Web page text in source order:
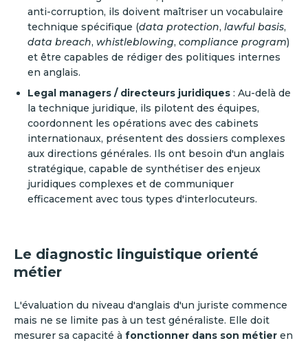
anti-corruption, ils doivent maîtriser un vocabulaire
technique spécifique (data protection, lawful basis,
data breach, whistleblowing, compliance program)
et être capables de rédiger des politiques internes
en anglais.
Legal managers / directeurs juridiques : Au-delà de
la technique juridique, ils pilotent des équipes,
coordonnent les opérations avec des cabinets
internationaux, présentent des dossiers complexes
aux directions générales. Ils ont besoin d'un anglais
stratégique, capable de synthétiser des enjeux
juridiques complexes et de communiquer
efficacement avec tous types d'interlocuteurs.
Le diagnostic linguistique orienté
métier
L'évaluation du niveau d'anglais d'un juriste commence
mais ne se limite pas à un test généraliste. Elle doit
mesurer sa capacité à fonctionner dans son métier en